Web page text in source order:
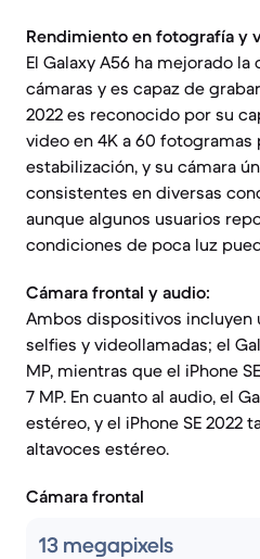
Rendimiento en fotografía y
El Galaxy A56 ha mejorado
cámaras y es capaz de
2022 es reconocido por su
video en 4K a 60
estabilización, y su cámara
consistentes en diversas
aunque algunos usuarios
condiciones de poca luz
Cámara frontal y audio:
Ambos dispositivos incluyen
selfies y videollamadas; el
MP, mientras que el iPhone
7 MP. En cuanto al audio, el
estéreo, y el iPhone SE 2022
altavoces estéreo.
Cámara frontal
13 megapixels